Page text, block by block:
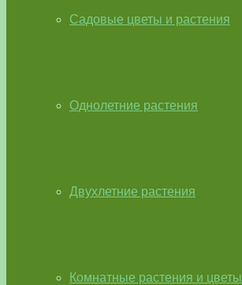
Садовые цветы и растения
Однолетние растения
Двухлетние растения
Комнатные растения и цветы